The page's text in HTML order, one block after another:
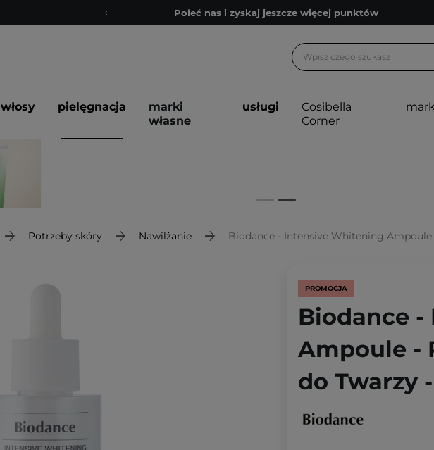
Poleć nas i zyskaj jeszcze więcej punktów
Bezpłatne konsultacje kosmetologiczne
Poleć nas i zyskaj jeszcze więcej punktów
włosy pielęgnacja
marki
własne
usługi
Cosibella
Corner
Potrzeby skóry Nawilżanie Biodance - Intensive Whitening Ampoule
PROMOCJA
Biodance
Ampoule -
do Twarzy